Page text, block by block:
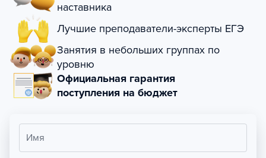
наставника
Лучшие преподаватели-эксперты ЕГЭ
Занятия в небольших группах по
уровню
Официальная гарантия
поступления на бюджет
Имя